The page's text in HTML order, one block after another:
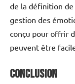
de la définition de
gestion des
conçu pour offrir
peuvent être
Conclusion